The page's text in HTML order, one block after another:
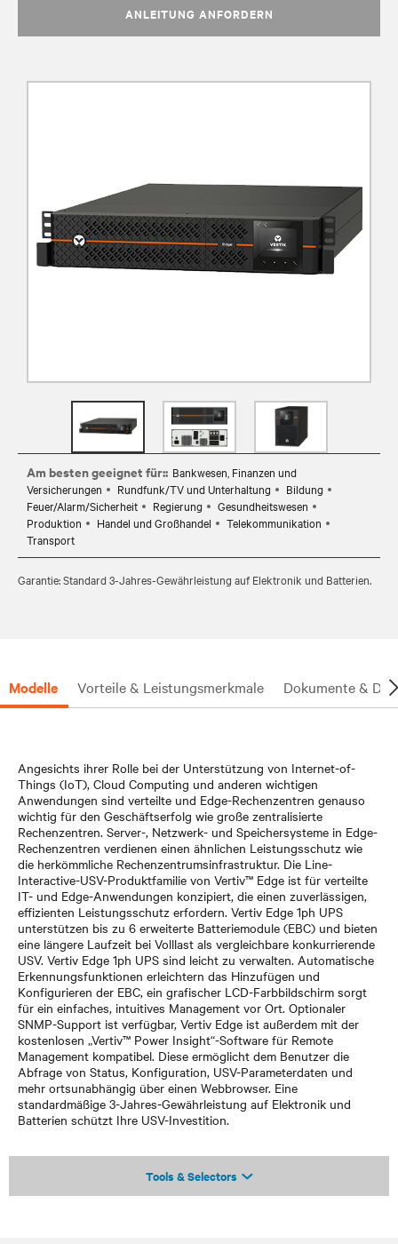
ANLEITUNG ANFORDERN
Am besten geeignet für:: Bankwesen, Finanzen und
Versicherungen
Rundfunk/TV und Unterhaltung
Bildung
Feuer/Alarm/Sicherheit
Regierung
Gesundheitswesen
Produktion
Handel und Großhandel
Telekommunikation
Transport
Garantie: Standard 3-Jahres-Gewährleistung auf Elektronik und Batterien.
Modelle Vorteile & Leistungsmerkmale Dokumente &
Angesichts ihrer Rolle bei der Unterstützung von Internet-of-
Things (IoT), Cloud Computing und anderen wichtigen
Anwendungen sind verteilte und Edge-Rechenzentren genauso
wichtig für den Geschäftserfolg wie große zentralisierte
Rechenzentren. Server-, Netzwerk- und Speichersysteme in Edge-
Rechenzentren verdienen einen ähnlichen Leistungsschutz wie
die herkömmliche Rechenzentrumsinfrastruktur. Die Line-
Interactive-USV-Produktfamilie von Vertiv™ Edge ist für verteilte
IT- und Edge-Anwendungen konzipiert, die einen zuverlässigen,
effizienten Leistungsschutz erfordern. Vertiv Edge 1ph UPS
unterstützen bis zu 6 erweiterte Batteriemodule (EBC) und bieten
eine längere Laufzeit bei Volllast als vergleichbare konkurrierende
USV. Vertiv Edge 1ph UPS sind leicht zu verwalten. Automatische
Erkennungsfunktionen erleichtern das Hinzufügen und
Konfigurieren der EBC, ein grafischer LCD-Farbbildschirm sorgt
für ein einfaches, intuitives Management vor Ort. Optionaler
SNMP-Support ist verfügbar, Vertiv Edge ist außerdem mit der
kostenlosen „Vertiv™ Power Insight“-Software für Remote
Management kompatibel. Diese ermöglicht dem Benutzer die
Abfrage von Status, Konfiguration, USV-Parameterdaten und
mehr ortsunabhängig über einen Webbrowser. Eine
standardmäßige 3-Jahres-Gewährleistung auf Elektronik und
Batterien schützt Ihre USV-Investition.
Tools & Selectors